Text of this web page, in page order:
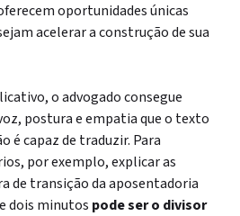
oportunidades únicas
acelerar a construção de sua
o advogado consegue
postura e empatia que o texto
é capaz de traduzir. Para
por exemplo, explicar as
de transição da aposentadoria
dois minutos pode ser o divisor